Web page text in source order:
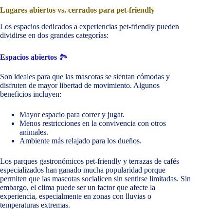
Lugares abiertos vs. cerrados para pet-friendly
Los espacios dedicados a experiencias pet-friendly pueden
dividirse en dos grandes categorías:
Espacios abiertos 🏞️
Son ideales para que las mascotas se sientan cómodas y
disfruten de mayor libertad de movimiento. Algunos
beneficios incluyen:
Mayor espacio para correr y jugar.
Menos restricciones en la convivencia con otros
animales.
Ambiente más relajado para los dueños.
Los parques gastronómicos pet-friendly y terrazas de cafés
especializados han ganado mucha popularidad porque
permiten que las mascotas socialicen sin sentirse limitadas. Sin
embargo, el clima puede ser un factor que afecte la
experiencia, especialmente en zonas con lluvias o
temperaturas extremas.